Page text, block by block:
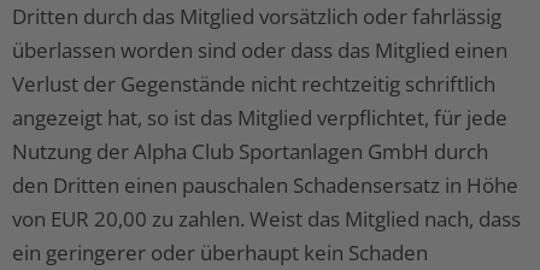
Dritten durch das Mitglied vorsätzlich oder fahrlässig
überlassen worden sind oder dass das Mitglied einen
Verlust der Gegenstände nicht rechtzeitig schriftlich
angezeigt hat, so ist das Mitglied verpflichtet, für jede
Nutzung der Alpha Club Sportanlagen GmbH durch
den Dritten einen pauschalen Schadensersatz in Höhe
von EUR 20,00 zu zahlen. Weist das Mitglied nach, dass
ein geringerer oder überhaupt kein Schaden